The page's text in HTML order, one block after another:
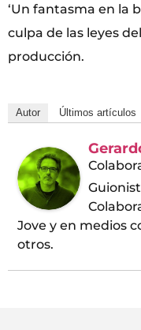
‘Un fantasma en la
culpa de las leyes
producción.
Autor Últimos artículos
Jove y en medios
otros.